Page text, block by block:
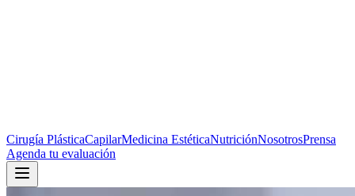
Cirugía PlásticaCapilarMedicina EstéticaNutriciónNosotrosPrensa
Agenda tu evaluación